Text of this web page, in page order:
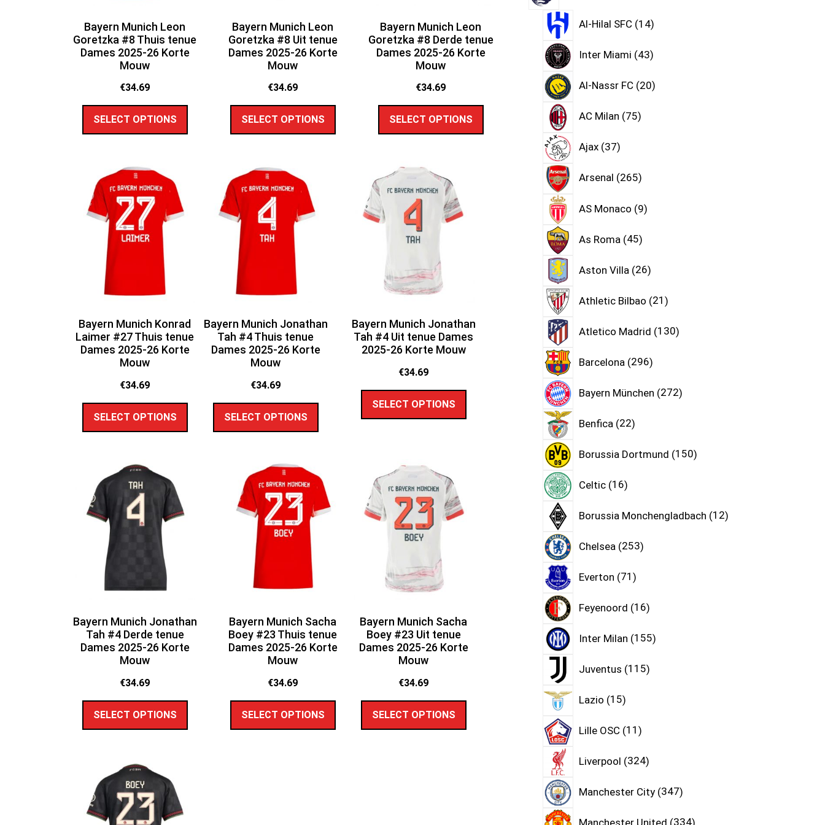
Bayern Munich Leon
Goretzka #8 Thuis tenue
Dames 2025-26 Korte
Mouw
€34.69
SELECT OPTIONS
Bayern Munich Leon
Goretzka #8 Uit tenue
Dames 2025-26 Korte
Mouw
€34.69
SELECT OPTIONS
Bayern Munich Leon
Goretzka #8 Derde tenue
Dames 2025-26 Korte
Mouw
€34.69
SELECT OPTIONS
Bayern Munich Konrad
Laimer #27 Thuis tenue
Dames 2025-26 Korte
Mouw
€34.69
SELECT OPTIONS
Bayern Munich Jonathan
Tah #4 Thuis tenue
Dames 2025-26 Korte
Mouw
€34.69
SELECT OPTIONS
Bayern Munich Jonathan
Tah #4 Uit tenue Dames
2025-26 Korte Mouw
€34.69
SELECT OPTIONS
Bayern Munich Jonathan
Tah #4 Derde tenue
Dames 2025-26 Korte
Mouw
€34.69
SELECT OPTIONS
Bayern Munich Sacha
Boey #23 Thuis tenue
Dames 2025-26 Korte
Mouw
€34.69
SELECT OPTIONS
Bayern Munich Sacha
Boey #23 Uit tenue
Dames 2025-26 Korte
Mouw
€34.69
SELECT OPTIONS
Al-Hilal SFC 14
Inter Miami 43
Al-Nassr FC 20
AC Milan 75
Ajax 37
Arsenal 265
AS Monaco 9
As Roma 45
Aston Villa 26
Athletic Bilbao 21
Atletico Madrid 130
Barcelona 296
Bayern München 272
Benfica 22
Borussia Dortmund 150
Celtic 16
Borussia Monchengladbach 12
Chelsea 253
Everton 71
Feyenoord 16
Inter Milan 155
Juventus 115
Lazio 15
Lille OSC 11
Liverpool 324
Manchester City 347
Manchester United 334